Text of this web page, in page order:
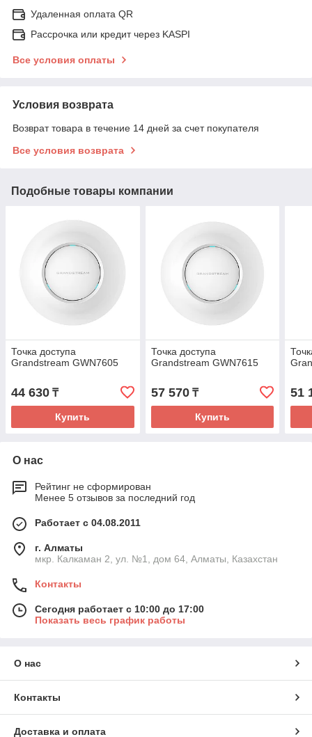
Удаленная оплата QR
Рассрочка или кредит через KASPI
Все условия оплаты
Условия возврата
Возврат товара в течение 14 дней за счет покупателя
Все условия возврата
Подобные товары компании
Точка доступа
Grandstream GWN7605
44 630 ₸
Купить
Точка доступа
Grandstream GWN7615
57 570₸
Купить
51
О нас
Рейтинг не сформирован
Менее 5 отзывов за последний год
Работает с 04.08.2011
г. Алматы
мкр. Калкаман 2, ул. №1, дом 64, Алматы, Казахстан
Контакты
Сегодня работает с 10:00 до 17:00
Показать весь график работы
О нас
Контакты
Доставка и оплата